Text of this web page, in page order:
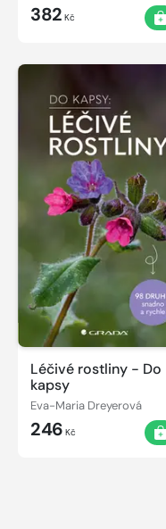
382 Kč
Léčivé rostliny - Do
kapsy
Eva-Maria Dreyerová
246 Kč